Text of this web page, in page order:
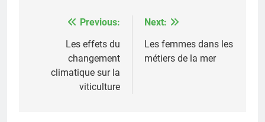
navigation
Previous:
Les effets du
changement
climatique sur la
viticulture
Next:
Les femmes dans les
métiers de la mer